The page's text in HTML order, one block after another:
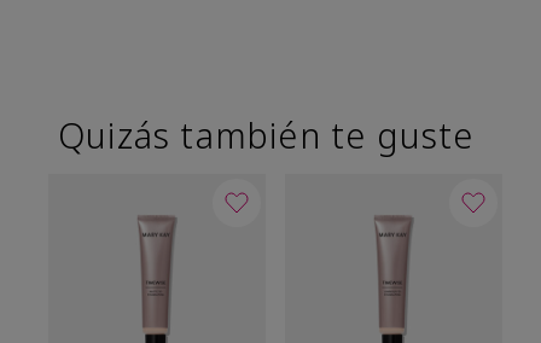
Quizás también te guste